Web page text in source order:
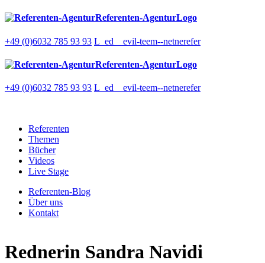
Referenten-AgenturLogo
+49 (0)6032 785 93 93 L_ed__evil-teem--netnerefer
Referenten-AgenturLogo
+49 (0)6032 785 93 93 L_ed__evil-teem--netnerefer
Referenten
Themen
Bücher
Videos
Live Stage
Referenten-Blog
Über uns
Kontakt
Rednerin Sandra Navidi